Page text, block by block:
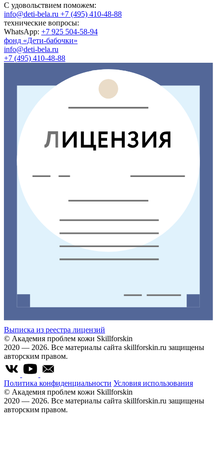
С удовольствием поможем:
info@deti-bela.ru +7 (495) 410-48-88
технические вопросы:
WhatsApp: +7 925 504-58-94
фонд «Дети-бабочки»
info@deti-bela.ru
+7 (495) 410-48-88
Выписка из реестра лицензий
© Академия проблем кожи Skillforskin
2020 — 2026. Все материалы сайта skillforskin.ru защищены
авторским правом.
Политика конфиденциальности Условия использования
© Академия проблем кожи Skillforskin
2020 — 2026. Все материалы сайта skillforskin.ru защищены
авторским правом.